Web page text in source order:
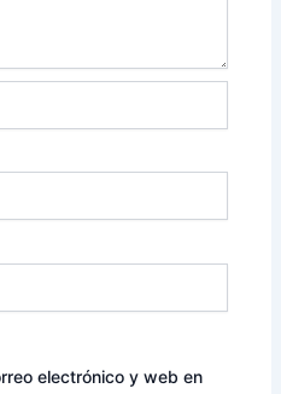
electrónico y web en